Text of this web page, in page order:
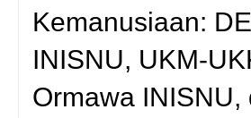
Kemanusiaan:
INISNU, UKM-
Ormawa INISNU,